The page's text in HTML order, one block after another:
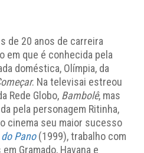
de 20 anos de carreira
em que é conhecida pela
doméstica, Olímpia, da
. Na televisai estreou
Rede Globo, Bambolê, mas
pela personagem Ritinha,
cinema seu maior sucesso
Pano (1999), trabalho com
Gramado, Havana e